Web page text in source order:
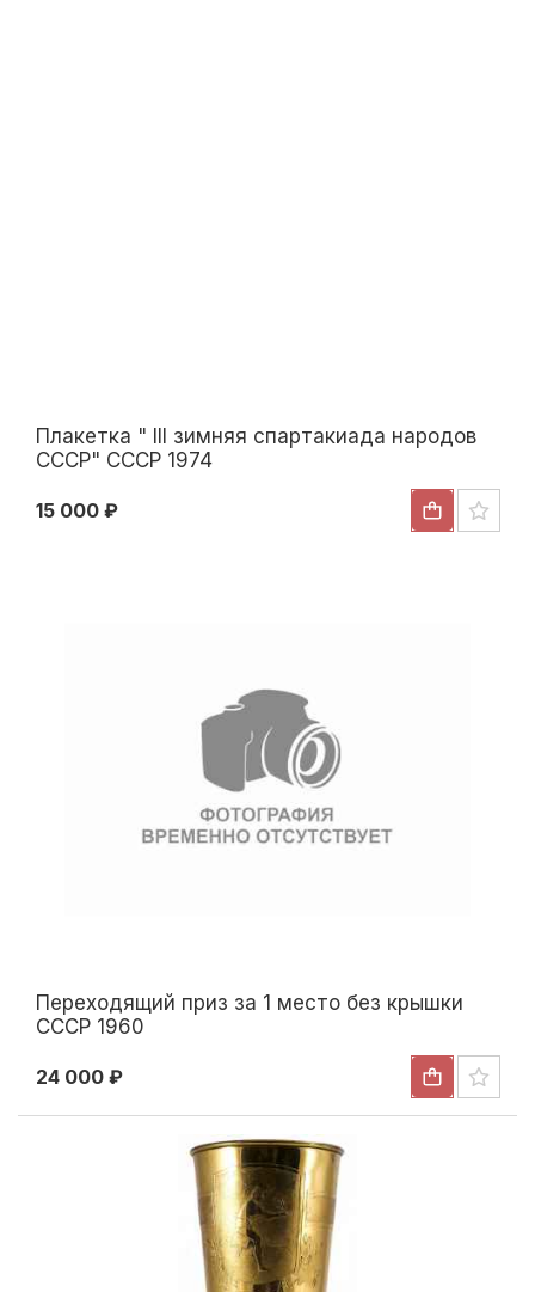
Плакетка " III зимняя спартакиада народов
СССР" СССР 1974
15 000 ₽
Переходящий приз за 1 место без крышки
СССР 1960
24 000 ₽